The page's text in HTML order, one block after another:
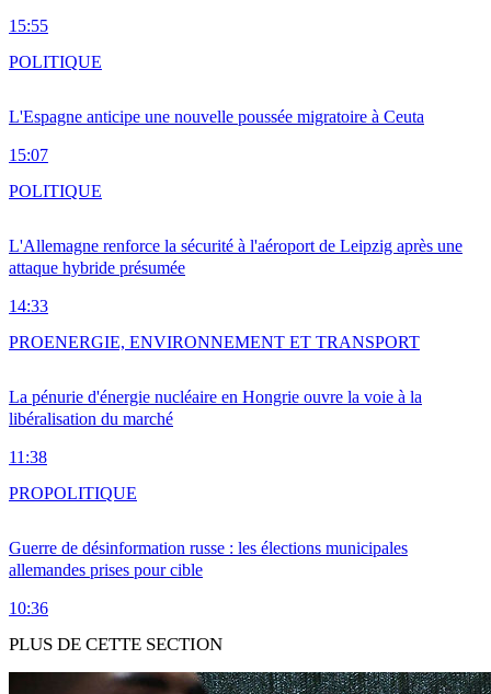
15:55
L'Espagne anticipe une nouvelle poussée migratoire à Ceuta
15:07
POLITIQUE
L'Allemagne renforce la sécurité à l'aéroport de Leipzig après une
attaque hybride présumée
14:33
POLITIQUE
La pénurie d'énergie nucléaire en Hongrie ouvre la voie à la
libéralisation du marché
11:38
PROENERGIE, ENVIRONNEMENT ET TRANSPORT
Guerre de désinformation russe : les élections municipales
allemandes prises pour cible
10:36
PROPOLITIQUE
PLUS DE CETTE SECTION